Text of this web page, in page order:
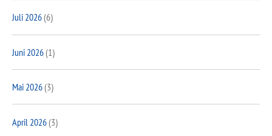
Juli 2026(6)
Juni 2026(1)
Mai 2026(3)
April 2026(3)